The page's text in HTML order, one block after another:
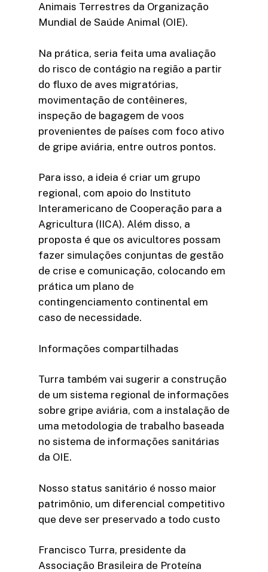
Animais Terrestres da Organização
Mundial de Saúde Animal (OIE).
Na prática, seria feita uma avaliação
do risco de contágio na região a partir
do fluxo de aves migratórias,
movimentação de contêineres,
inspeção de bagagem de voos
provenientes de países com foco ativo
de gripe aviária, entre outros pontos.
Para isso, a ideia é criar um grupo
regional, com apoio do Instituto
Interamericano de Cooperação para a
Agricultura (IICA). Além disso, a
proposta é que os avicultores possam
fazer simulações conjuntas de gestão
de crise e comunicação, colocando em
prática um plano de
contingenciamento continental em
caso de necessidade.
Informações compartilhadas
Turra também vai sugerir a construção
de um sistema regional de informações
sobre gripe aviária, com a instalação de
uma metodologia de trabalho baseada
no sistema de informações sanitárias
da OIE.
Nosso status sanitário é nosso maior
patrimônio, um diferencial competitivo
que deve ser preservado a todo custo
Francisco Turra, presidente da
Associação Brasileira de Proteína